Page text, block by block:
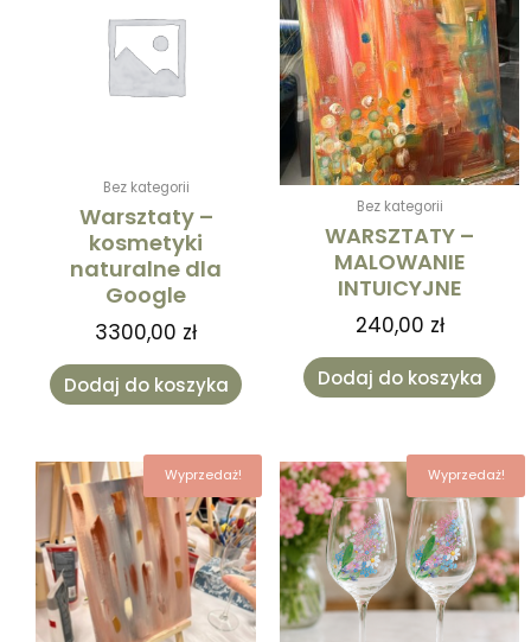
Bez kategorii
Warsztaty –
kosmetyki
naturalne dla
Google
3300,00 zł
Dodaj do koszyka
Bez kategorii
WARSZTATY –
MALOWANIE
INTUICYJNE
240,00 zł
Dodaj do koszyka
Wyprzedaż!
Zakres
cen:
od
240,00 zł
do
432,00 zł
Ten
produkt
ma
wiele
wariantów.
Opcje
można
Wyprzedaż!
od
do
Ten
ma
wiele
Opcje